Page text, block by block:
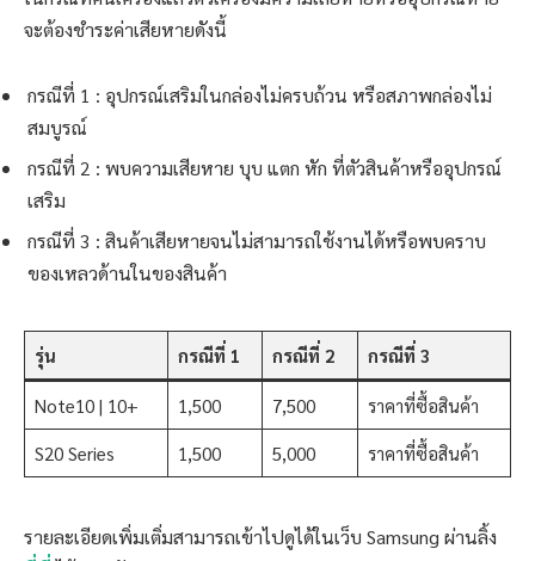
จะต้องชำระค่าเสียหายดังนี้
กรณีที่ 1 : อุปกรณ์เสริมในกล่องไม่ครบถ้วน หรือสภาพกล่องไม่
สมบูรณ์
กรณีที่ 2 : พบความเสียหาย บุบ แตก หัก ที่ตัวสินค้าหรืออุปกรณ์
เสริม
กรณีที่ 3 : สินค้าเสียหายจนไม่สามารถใช้งานได้หรือพบคราบ
ของเหลวด้านในของสินค้า
รุ่น กรณีที่ 1 กรณีที่ 2 กรณีที่ 3
Note10 | 10+ 1,500 7,500 ราคาที่ซื้อสินค้า
S20 Series 1,500 5,000 ราคาที่ซื้อสินค้า
รายละเอียดเพิ่มเติ่มสามารถเข้าไปดูได้ในเว็บ Samsung ผ่านลิ้ง